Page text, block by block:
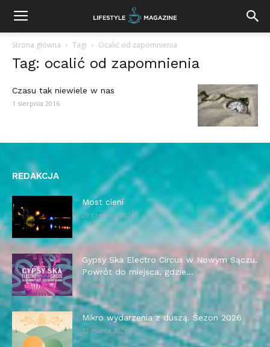
Strona główna Tagi Ocalić od zapomnienia
Tag: ocalić od zapomnienia
Czasu tak niewiele w nas
1 sierpnia 2016
REDAKCJA
Most cieni
29 czerwca 2026
Gypsy Ska Electro Circus w Nowym Sączu.
Powrót do miejsca, gdzie...
13 maja 2026
Mikro wydarzenia z duszą. Sezon 2026
12 marca 2026